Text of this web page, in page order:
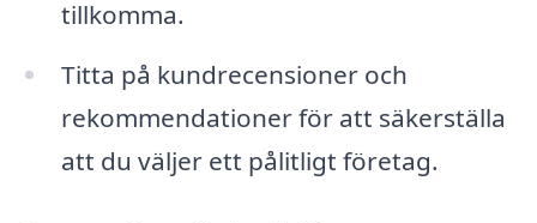
tillkomma.
Titta på kundrecensioner och
rekommendationer för att säkerställa
att du väljer ett pålitligt företag.